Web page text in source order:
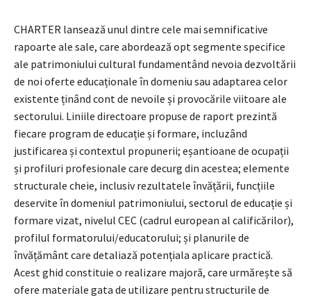
CHARTER lansează unul dintre cele mai semnificative
rapoarte ale sale, care abordează opt segmente specifice
ale patrimoniului cultural fundamentând nevoia dezvoltării
de noi oferte educaționale în domeniu sau adaptarea celor
existente ținând cont de nevoile și provocările viitoare ale
sectorului. Liniile directoare propuse de raport prezintă
fiecare program de educație și formare, incluzând
justificarea și contextul propunerii; eșantioane de ocupații
și profiluri profesionale care decurg din acestea; elemente
structurale cheie, inclusiv rezultatele învățării, funcțiile
deservite în domeniul patrimoniului, sectorul de educație și
formare vizat, nivelul CEC (cadrul european al calificărilor),
profilul formatorului/educatorului; și planurile de
învățământ care detaliază potențiala aplicare practică.
Acest ghid constituie o realizare majoră, care urmărește să
ofere materiale gata de utilizare pentru structurile de